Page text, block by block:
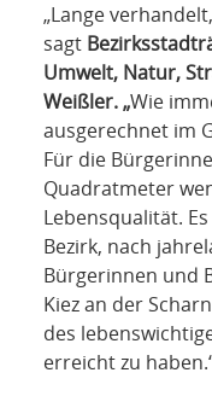
„Lange
sagt
Umwelt, Natur,
Weißler. „Wie
ausgerechnet im
Für die
Quadratmeter
Lebensqualität.
Bezirk, nach
Bürgerinnen und
Kiez an der
des
erreicht zu